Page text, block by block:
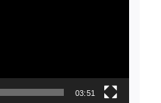
03:51